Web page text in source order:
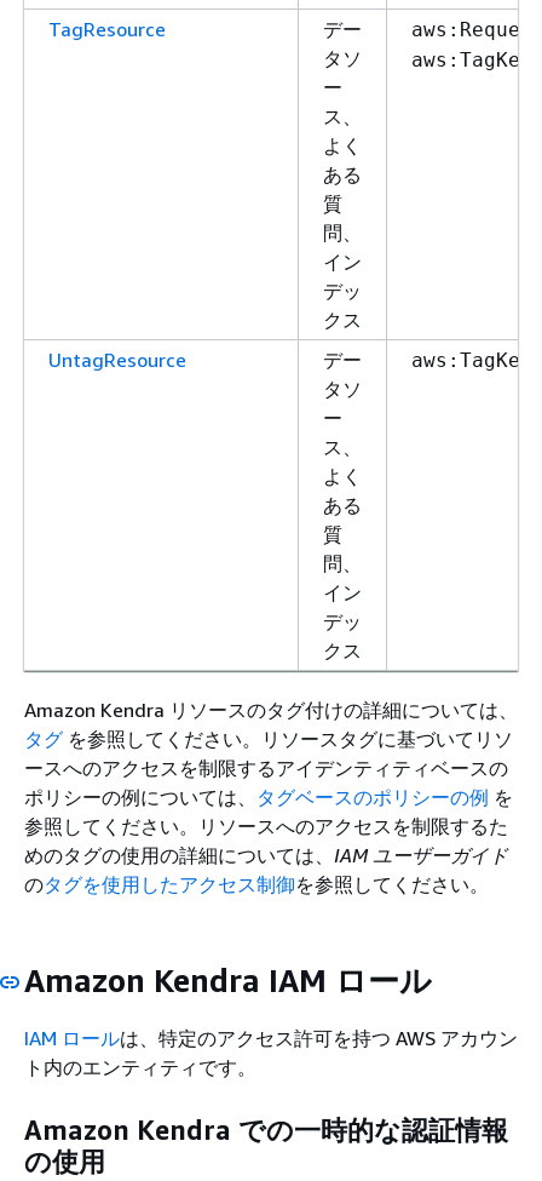
TagResource
デー
タソ
ー
ス、
よく
ある
質
問、
イン
デッ
クス
UntagResource
デー
タソ
ー
ス、
よく
ある
質
問、
イン
デッ
クス
Amazon Kendra リソースのタグ付けの詳細については、
タグ を参照してください。リソースタグに基づいてリソ
ースへのアクセスを制限するアイデンティティベースの
ポリシーの例については、 タグベースのポリシーの例 を
参照してください。リソースへのアクセスを制限するた
めのタグの使用の詳細については、 IAM ユーザーガイド
のタグを使用したアクセス制御を参照してください。
Amazon Kendra IAM ロール
IAM ロールは、特定のアクセス許可を持つ AWS アカウン
ト内のエンティティです。
Amazon Kendra での一時的な認証情報
の使用